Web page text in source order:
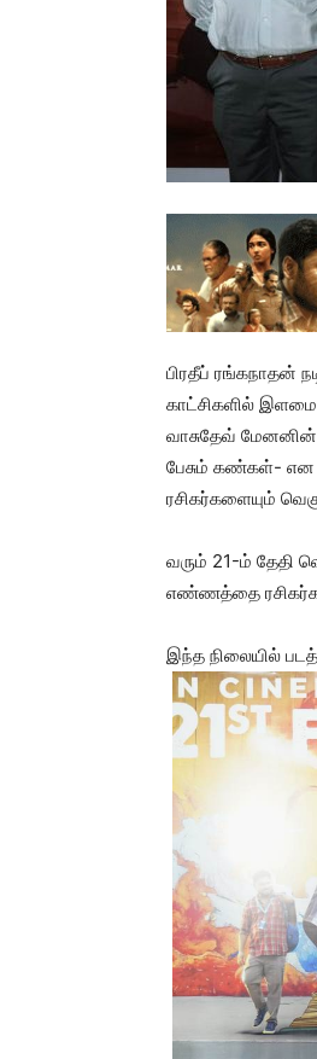
பிரதீப் ரங்கநாதன்
காட்சிகளில் இளமை
வாசுதேவ்
பேசும் கண்கள்- என
ரசிகர்களையும்
வரும் 21-ம் தேதி
எண்ணத்தை
இந்த நிலையில்